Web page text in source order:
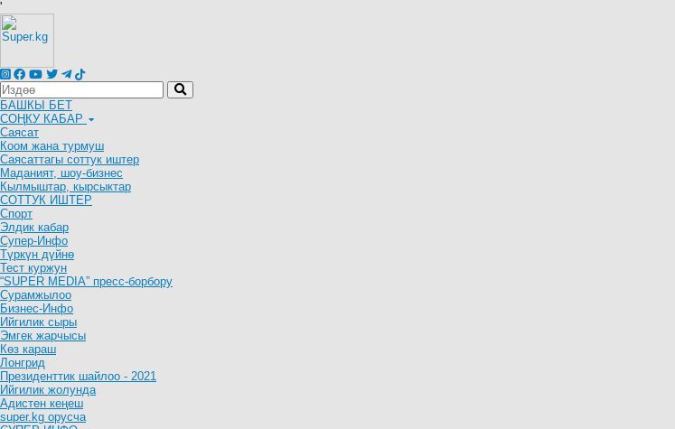
'
БАШКЫ БЕТ
СОҢКУ КАБАР
Саясат
Коом жана турмуш
Саясаттагы соттук иштер
Маданият, шоу-бизнес
Кылмыштар, кырсыктар
СОТТУК ИШТЕР
Спорт
Элдик кабар
Супер-Инфо
Түркүн дүйнө
Тест куржун
“SUPER MEDIA” пресс-борбору
Сурамжылоо
Бизнес-Инфо
Ийгилик сыры
Эмгек жарчысы
Көз караш
Лонгрид
Президенттик шайлоо - 2021
Ийгилик жолунда
Адистен кеңеш
super.kg орусча